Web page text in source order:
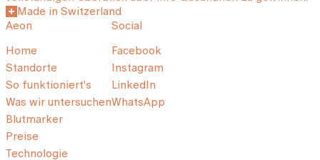
Made in Switzerland
Aeon
Home
Standorte
So funktioniert's
Was wir untersuchen
Blutmarker
Preise
Technologie
Social
Facebook
Instagram
LinkedIn
WhatsApp